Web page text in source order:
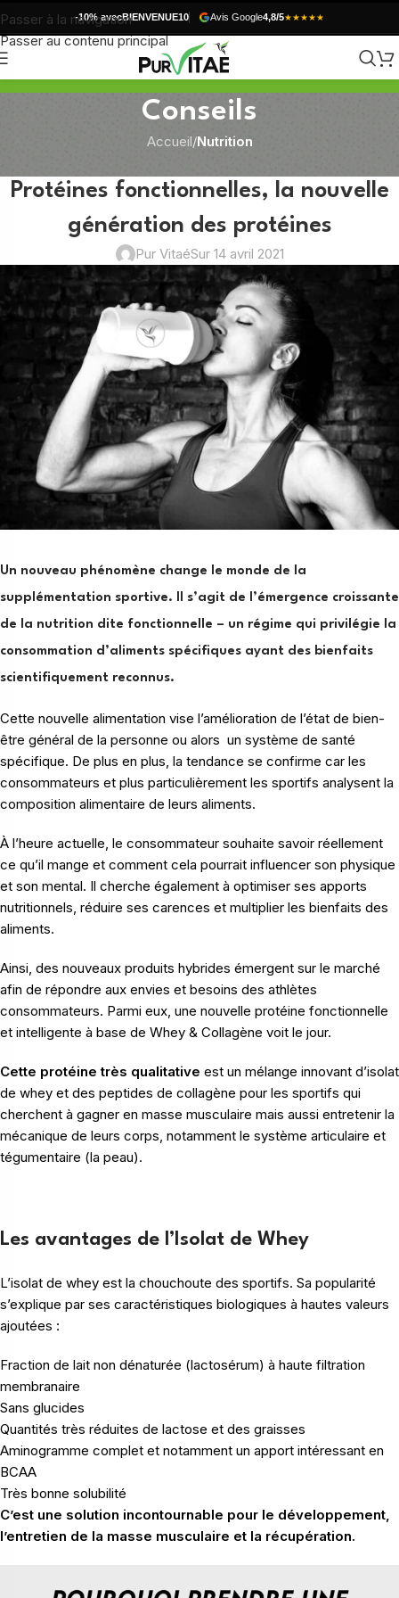
Passer à la navigation
Passer au contenu principal
-10% avecBIENVENUE10 Avis Google4,8/5★★★★★
Conseils
Accueil/Nutrition
Protéines fonctionnelles, la nouvelle
génération des protéines
Pur VitaéSur 14 avril 2021
Un nouveau phénomène change le monde de la
supplémentation sportive. Il s’agit de l’émergence croissante
de la nutrition dite fonctionnelle – un régime qui privilégie la
consommation d’aliments spécifiques ayant des bienfaits
scientifiquement reconnus.
Cette nouvelle alimentation vise l’amélioration de l’état de bien-
être général de la personne ou alors un système de santé
spécifique. De plus en plus, la tendance se confirme car les
consommateurs et plus particulièrement les sportifs analysent la
composition alimentaire de leurs aliments.
À l’heure actuelle, le consommateur souhaite savoir réellement
ce qu’il mange et comment cela pourrait influencer son physique
et son mental. Il cherche également à optimiser ses apports
nutritionnels, réduire ses carences et multiplier les bienfaits des
aliments.
Ainsi, des nouveaux produits hybrides émergent sur le marché
afin de répondre aux envies et besoins des athlètes
consommateurs. Parmi eux, une nouvelle protéine fonctionnelle
et intelligente à base de Whey & Collagène voit le jour.
Cette protéine très qualitative est un mélange innovant d’isolat
de whey et des peptides de collagène pour les sportifs qui
cherchent à gagner en masse musculaire mais aussi entretenir la
mécanique de leurs corps, notamment le système articulaire et
tégumentaire (la peau).
Les avantages de l’Isolat de Whey
L’isolat de whey est la chouchoute des sportifs. Sa popularité
s’explique par ses caractéristiques biologiques à hautes valeurs
ajoutées :
Fraction de lait non dénaturée (lactosérum) à haute filtration
membranaire
Sans glucides
Quantités très réduites de lactose et des graisses
Aminogramme complet et notamment un apport intéressant en
BCAA
Très bonne solubilité
C’est une solution incontournable pour le développement,
l’entretien de la masse musculaire et la récupération.